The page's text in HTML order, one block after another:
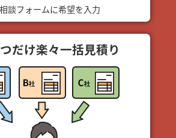
談フォームに希望を入力
だけ楽々一括見積り